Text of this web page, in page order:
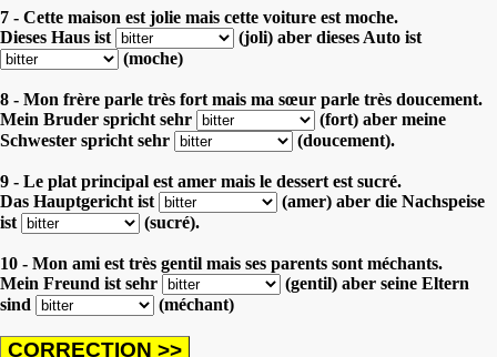
7 - Cette maison est jolie mais cette voiture est moche.
Dieses Haus ist
(joli) aber dieses Auto ist
(moche)
8 - Mon frère parle très fort mais ma sœur parle très doucement.
Mein Bruder spricht sehr
(fort) aber meine
Schwester spricht sehr
(doucement).
9 - Le plat principal est amer mais le dessert est sucré.
Das Hauptgericht ist
(amer) aber die Nachspeise
ist
(sucré).
10 - Mon ami est très gentil mais ses parents sont méchants.
Mein Freund ist sehr
(gentil) aber seine Eltern
sind
(méchant)